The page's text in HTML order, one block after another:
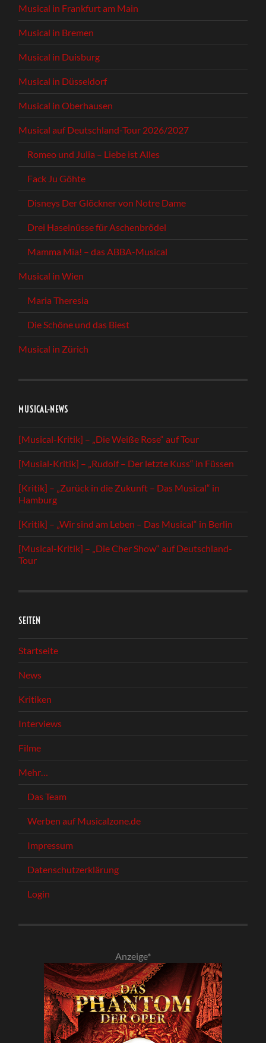
Musical in Frankfurt am Main
Musical in Bremen
Musical in Duisburg
Musical in Düsseldorf
Musical in Oberhausen
Musical auf Deutschland-Tour 2026/2027
Romeo und Julia – Liebe ist Alles
Fack Ju Göhte
Disneys Der Glöckner von Notre Dame
Drei Haselnüsse für Aschenbrödel
Mamma Mia! – das ABBA-Musical
Musical in Wien
Maria Theresia
Die Schöne und das Biest
Musical in Zürich
MUSICAL-NEWS
[Musical-Kritik] – „Die Weiße Rose“ auf Tour
[Musial-Kritik] – „Rudolf – Der letzte Kuss“ in Füssen
[Kritik] – „Zurück in die Zukunft – Das Musical“ in
Hamburg
[Kritik] – „Wir sind am Leben – Das Musical“ in Berlin
[Musical-Kritik] – „Die Cher Show“ auf Deutschland-
Tour
SEITEN
Startseite
News
Kritiken
Interviews
Filme
Mehr…
Das Team
Werben auf Musicalzone.de
Impressum
Datenschutzerklärung
Login
Anzeige*